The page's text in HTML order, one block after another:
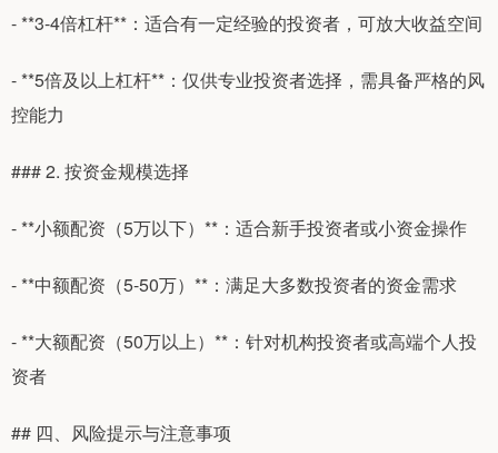
- **3-4倍杠杆**：适合有一定经验的投资者，可放大收益空间
- **5倍及以上杠杆**：仅供专业投资者选择，需具备严格的风
控能力
### 2. 按资金规模选择
- **小额配资（5万以下）**：适合新手投资者或小资金操作
- **中额配资（5-50万）**：满足大多数投资者的资金需求
- **大额配资（50万以上）**：针对机构投资者或高端个人投
资者
## 四、风险提示与注意事项